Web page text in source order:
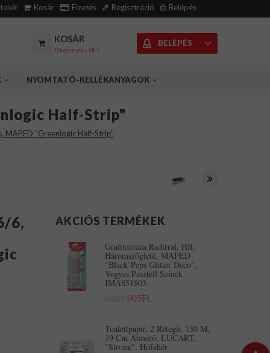
Kosár Fizetés Regisztráció Belépés
KOSÁR
0 termék - 0Ft
BELÉPÉS
NYOMTATÓ-KELLÉKANYAGOK
Half-Strip"
"Greenlogic Half-Strip"
6,
AKCIÓS TERMÉKEK
Grafitceruza Radírral, HB,
Háromszögletű, MAPED
"Black`Peps Glitter Deco",
Vegyes Pasztell Színek
IMA851803
905Ft
Toalettpapír, 2 Rétegű, 130 M,
19 Cm Átmérő, LUCART,
"Strong", Hófehér